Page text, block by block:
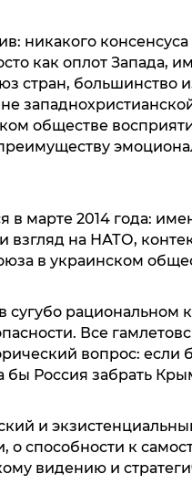
никакого
как оплот Запада,
стран, большинство
обществе
преимуществу
марте 2014 года:
взгляд на НАТО,
в украинском
сугубо рациональном
Все
вопрос: если
Россия забрать
и
о способности к
видению и